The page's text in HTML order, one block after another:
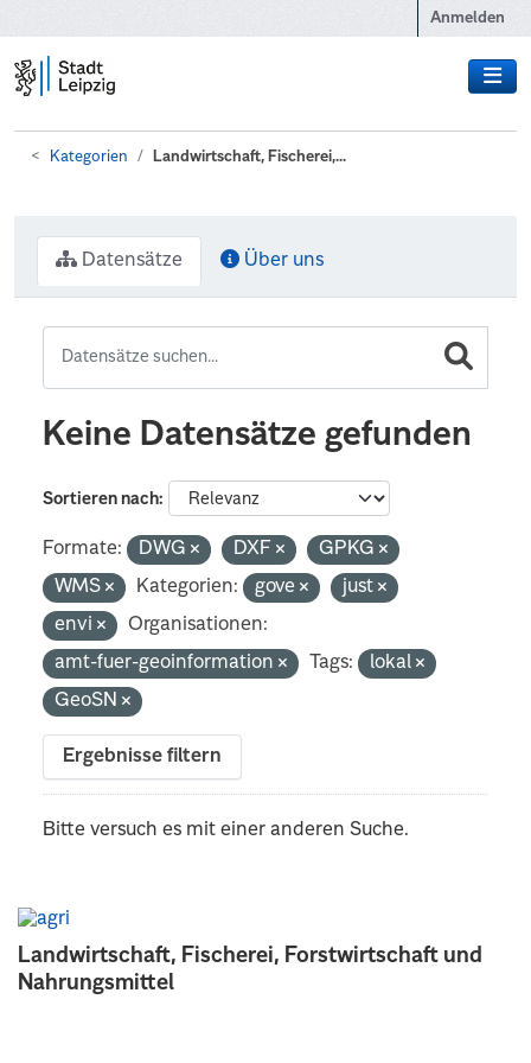
Anmelden
Kategorien Landwirtschaft, Fischerei,...
Landwirtschaft, Fischerei, Forstwirtschaft und
Nahrungsmittel
Datensätze Über uns
Keine Datensätze gefunden
Sortieren nach
Formate: DWG DXF
GPKG
WMS
Kategorien: gove
just
envi
Organisationen:
amt-fuer-geoinformation
Tags:
lokal
GeoSN
Ergebnisse filtern
Bitte versuch es mit einer anderen Suche.